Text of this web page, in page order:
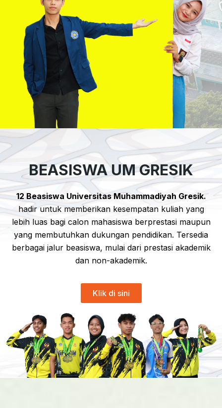
BEASISWA UM GRESIK
12 Beasiswa Universitas Muhammadiyah Gresik.
hadir untuk memberikan kesempatan kuliah yang
lebih luas bagi calon mahasiswa berprestasi maupun
yang membutuhkan dukungan pendidikan. Tersedia
berbagai jalur beasiswa, mulai dari prestasi akademik
dan non-akademik.
Klik di sini